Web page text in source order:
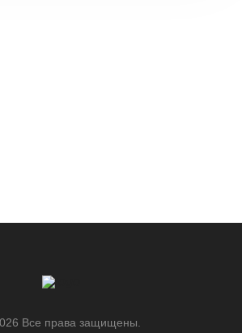
Все права защищены.